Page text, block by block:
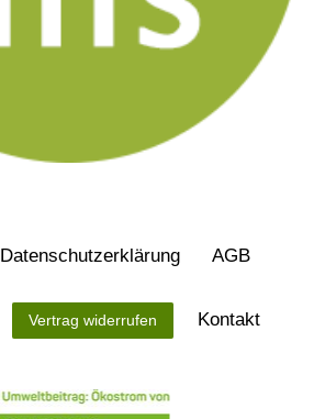
Daten­schutz­erklärung AGB
Vertrag widerrufen Kontakt